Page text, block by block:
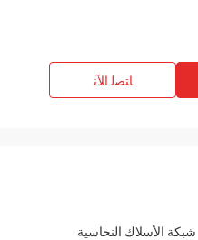
ﺎﺘﺼﻟ ﺍﻶﻧ
شبكة الأسلاك النحاسية